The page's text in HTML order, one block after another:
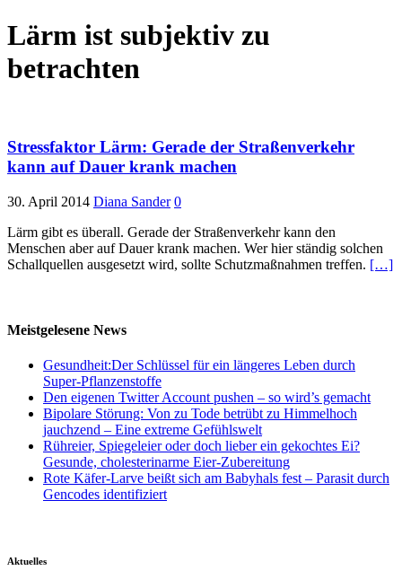
Lärm ist subjektiv zu
betrachten
Stressfaktor Lärm: Gerade der Straßenverkehr
kann auf Dauer krank machen
30. April 2014 Diana Sander 0
Lärm gibt es überall. Gerade der Straßenverkehr kann den
Menschen aber auf Dauer krank machen. Wer hier ständig solchen
Schallquellen ausgesetzt wird, sollte Schutzmaßnahmen treffen. […]
Meistgelesene News
Gesundheit:Der Schlüssel für ein längeres Leben durch
Super-Pflanzenstoffe
Den eigenen Twitter Account pushen – so wird’s gemacht
Bipolare Störung: Von zu Tode betrübt zu Himmelhoch
jauchzend – Eine extreme Gefühlswelt
Rühreier, Spiegeleier oder doch lieber ein gekochtes Ei?
Gesunde, cholesterinarme Eier-Zubereitung
Rote Käfer-Larve beißt sich am Babyhals fest – Parasit durch
Gencodes identifiziert
Aktuelles